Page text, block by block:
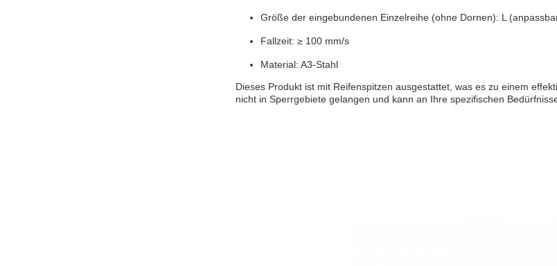
Größe der eingebundenen Einzelreihe (ohne Dornen): L
Fallzeit: ≥ 100 mm/s
Material: A3-Stahl
Dieses Produkt ist mit Reifenspitzen ausgestattet, was es zu einem
nicht in Sperrgebiete gelangen und kann an Ihre spezifischen